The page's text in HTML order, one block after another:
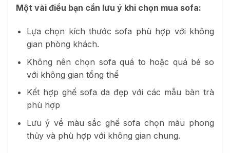
Một vài điều bạn cần lưu ý khi chọn mua sofa:
Lựa chọn kích thước sofa phù hợp với không
gian phòng khách.
Không nên chọn sofa quá to hoặc quá bé so
với không gian tổng thể
Kết hợp ghế sofa da đẹp với các mẫu bàn trà
phù hợp
Lưu ý về màu sắc ghế sofa chọn màu phong
thủy và phù hợp với không gian chung.